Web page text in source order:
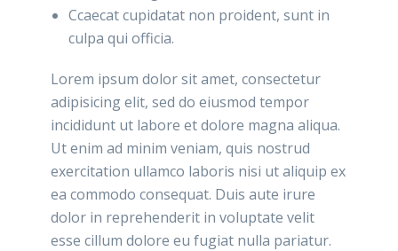
Ccaecat cupidatat non proident, sunt in
culpa qui officia.
Lorem ipsum dolor sit amet, consectetur
adipisicing elit, sed do eiusmod tempor
incididunt ut labore et dolore magna aliqua.
Ut enim ad minim veniam, quis nostrud
exercitation ullamco laboris nisi ut aliquip ex
ea commodo consequat. Duis aute irure
dolor in reprehenderit in voluptate velit
esse cillum dolore eu fugiat nulla pariatur.